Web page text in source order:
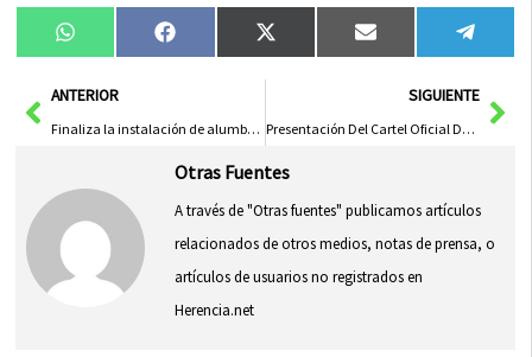
Compartir
en
WhatsAppCompartir
en
FacebookCompartir
en
X
(Twitter)
Compartir
en
Email
en
AntANTERIOR
Finaliza la instalación de alumbrado en los viales que conectan la carretera de Jaén con el Cordel de Balazote en Albacete
SIGUIENTE
Presentación Del Cartel Oficial Del Carnaval De Herencia 2025: ‘H De Herencia’
Otras Fuentes
A través de "Otras fuentes" publicamos artículos
relacionados de otros medios, notas de prensa, o
artículos de usuarios no registrados en
Herencia.net